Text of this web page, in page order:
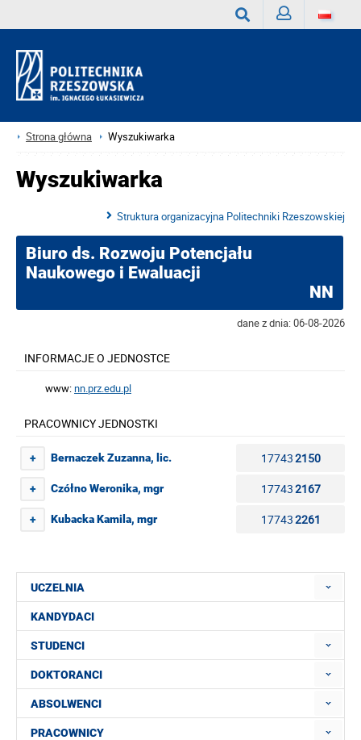
Strona główna Wyszukiwarka
Wyszukiwarka
Struktura organizacyjna Politechniki Rzeszowskiej
Biuro ds. Rozwoju Potencjału
Naukowego i Ewaluacji
NN
dane z dnia: 06-08-2026
INFORMACJE O JEDNOSTCE
www:nn.prz.edu.pl
PRACOWNICY JEDNOSTKI
+ Bernaczek Zuzanna, lic. 177432150
+ Czółno Weronika, mgr 177432167
+ Kubacka Kamila, mgr 177432261
UCZELNIA
KANDYDACI
STUDENCI
DOKTORANCI
ABSOLWENCI
PRACOWNICY